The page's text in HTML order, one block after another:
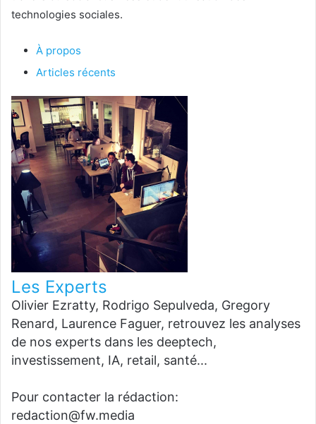
technologies sociales.
À propos
Articles récents
Les Experts
Olivier Ezratty, Rodrigo Sepulveda, Gregory
Renard, Laurence Faguer, retrouvez les analyses
de nos experts dans les deeptech,
investissement, IA, retail, santé...
Pour contacter la rédaction:
redaction@fw.media